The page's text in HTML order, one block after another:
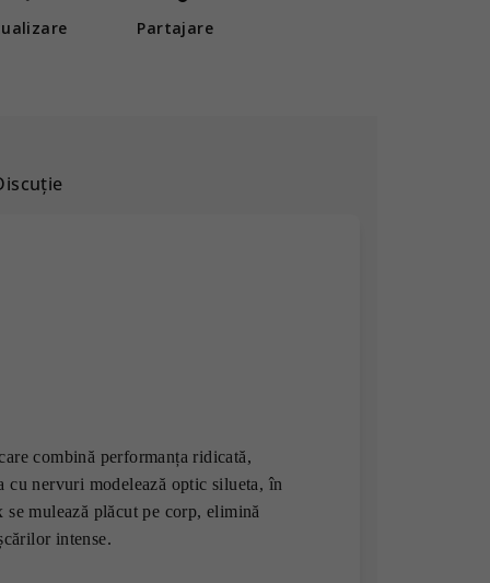
Partajare
combină performanța ridicată,
nervuri modelează optic silueta, în
mulează plăcut pe corp, elimină
intense.